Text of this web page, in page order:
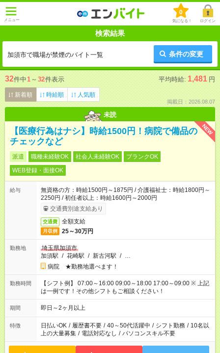
メニュー
0
気になる！ ログイン
検索結果
加須市で職場が禁煙のバイト一覧 条件の変更
32件中1 ～ 32件表示 平均時給: 1,481 円
新着順 時給順 人気順
掲載日：2026.08.07
未読
NEW
【医療行為はナシ】時給1500円！病院で備品の
チェックなど
派遣 職種未経験OK 社会人未経験OK
ブランクOK
WEB登録・面接OK
給与
無資格の方：時給1500円～1875円 / 介護福祉士：時給1800円～
2250円 / 初任者以上：時給1600円～2000円
交通費別途支給あり
交通費 全額支給
月収例 25～30万円
勤務地
埼玉県加須市
加須駅 / 花崎駅 / 新古河駅 / …
病院 ★勤務地選べます！
勤務時間
【シフト例】 07:00～16:00 09:00～18:00 17:00～09:00 ※ 上記
は一例です！その他シフトもご相談ください！
期間 即日～2ヶ月以上
特徴 日払いOK / 履歴書不要 / 40～50代活躍中 / シフト勤務 / 10名以
上の大量募集 / 電話対応なし / パソコンスキル不要